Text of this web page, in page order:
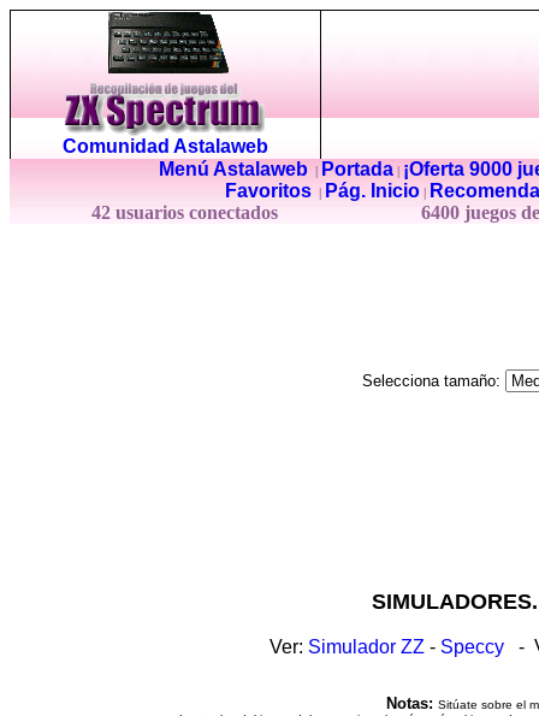
Comunidad Astalaweb
Menú Astalaweb| Portada|
¡Oferta 9000
Favoritos
Pág. Inicio
42 usuarios conectados
6400 juegos
Selecciona tamaño:
Ver: Simulador ZZ - Speccy -
Notas: Sitúate sobre el